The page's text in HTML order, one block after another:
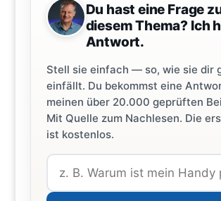
Du hast eine Frage
diesem Thema? Ich
Antwort.
Stell sie einfach — so, wie sie dir
einfällt. Du bekommst eine
meinen über 20.000 geprüften
Mit Quelle zum Nachlesen. Die
ist kostenlos.